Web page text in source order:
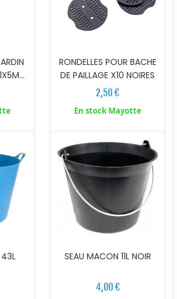
RONDELLES POUR BACHE
DE PAILLAGE X10 NOIRES
2,50 €
En stock Mayotte
43L SEAU MACON 11L NOIR
4,00 €